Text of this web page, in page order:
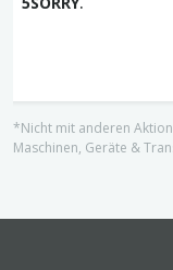
*Nicht mit anderen
Maschinen, Geräte &